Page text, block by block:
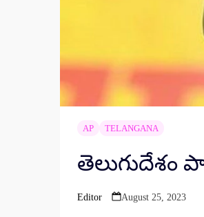
AP TELANGANA
తెలుగుదేశం
Posted
Editor August 25, 2023